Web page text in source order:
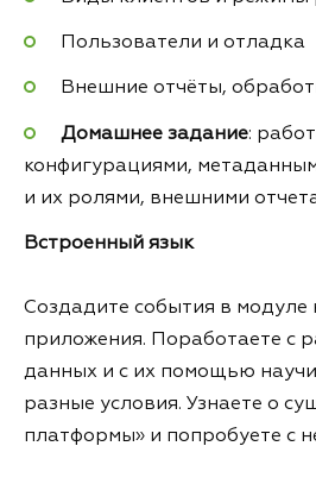
Пользователи и отладка
Внешние отчёты,
Домашнее задание:
конфигурациями,
и их ролями, внешними
Встроенный язык
Создадите события в модуле
приложения. Поработаете с
данных и с их помощью
разные условия. Узнаете о
платформы» и попробуете с